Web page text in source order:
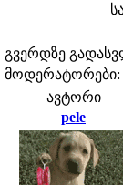
გვერდზე
მოდერატორები:
ავტორი
pele